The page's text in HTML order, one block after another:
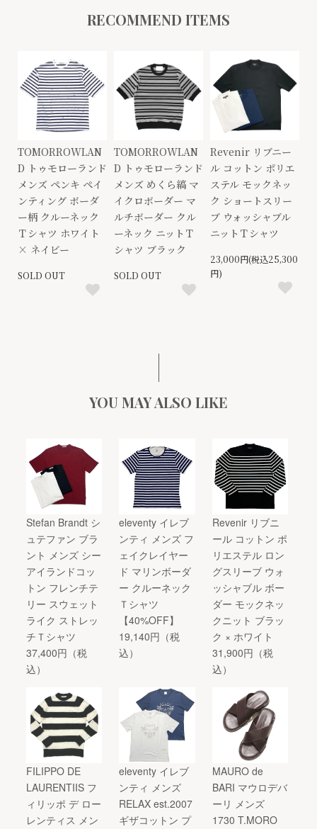
RECOMMEND ITEMS
TOMORROWLAN
D トゥモローランド
メンズ ペンキ ペイ
ンティング ボーダ
ー柄 クルーネック
Ｔシャツ ホワイト
× ネイビー
SOLD OUT
TOMORROWLAN
D トゥモローランド
メンズ めくら縞 マ
イクロボーダー マ
ルチボーダー クル
ーネック ニットＴ
シャツ ブラック
SOLD OUT
Revenir リブニー
ル コットン ポリエ
ステル モックネッ
ク ショートスリー
ブ ウォッシャブル
ニットＴシャツ
23,000円(税込25,300
円)
YOU MAY ALSO LIKE
Stefan Brandt シ
ュテファン ブラ
ント メンズ シー
アイランドコッ
トン フレンチテ
リー スウェット
ライク ストレッ
チＴシャツ
37,400円（税
込）
eleventy イレブ
ンティ メンズ フ
ェイクレイヤー
ド マリンボーダ
ー クルーネック
Ｔシャツ
【40%OFF】
19,140円（税
込）
Revenir リブニ
ール コットン ポ
リエステル ロン
グスリーブ ウォ
ッシャブル ボー
ダー モックネッ
クニット ブラッ
ク × ホワイト
31,900円（税
込）
FILIPPO DE
LAURENTIIS フ
ィリッポ デ ロー
レンティス メン
eleventy イレブ
ンティ メンズ
RELAX est.2007
ギザコットン プ
MAURO de
BARI マウロデバ
ーリ メンズ
1730 T.MORO